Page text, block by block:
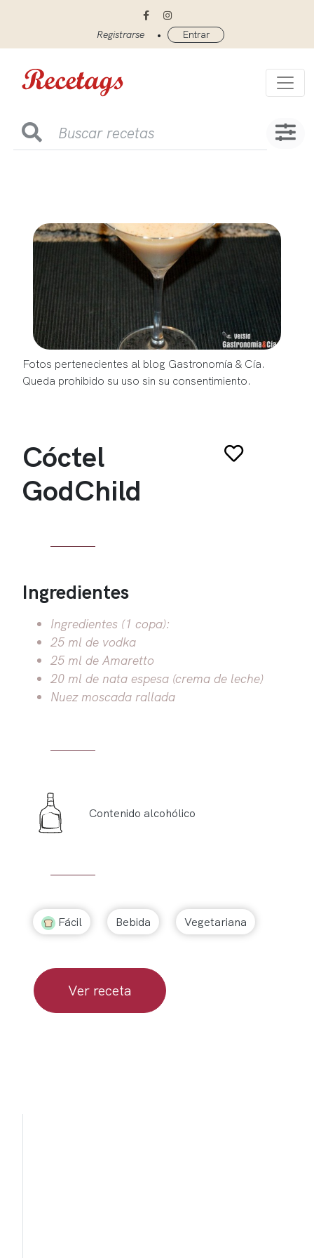
Registrarse • Entrar
Fotos pertenecientes al blog Gastronomía & Cía.
Queda prohibido su uso sin su consentimiento.
Cóctel
GodChild
Ingredientes
Ingredientes (1 copa):
25 ml de vodka
25 ml de Amaretto
20 ml de nata espesa (crema de leche)
Nuez moscada rallada
Contenido alcohólico
Fácil Bebida Vegetariana
Ver receta